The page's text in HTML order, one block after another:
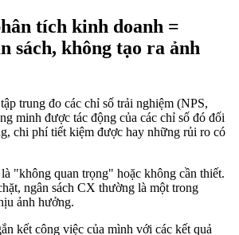
tích kinh doanh =
sách, không tạo ra ảnh
trung đo các chỉ số trải nghiệm (NPS,
minh được tác động của các chỉ số đó đối
chi phí tiết kiệm được hay những rủi ro có
"không quan trọng" hoặc không cần thiết.
ngân sách CX thường là một trong
ảnh hưởng.
kết công việc của mình với các kết quả